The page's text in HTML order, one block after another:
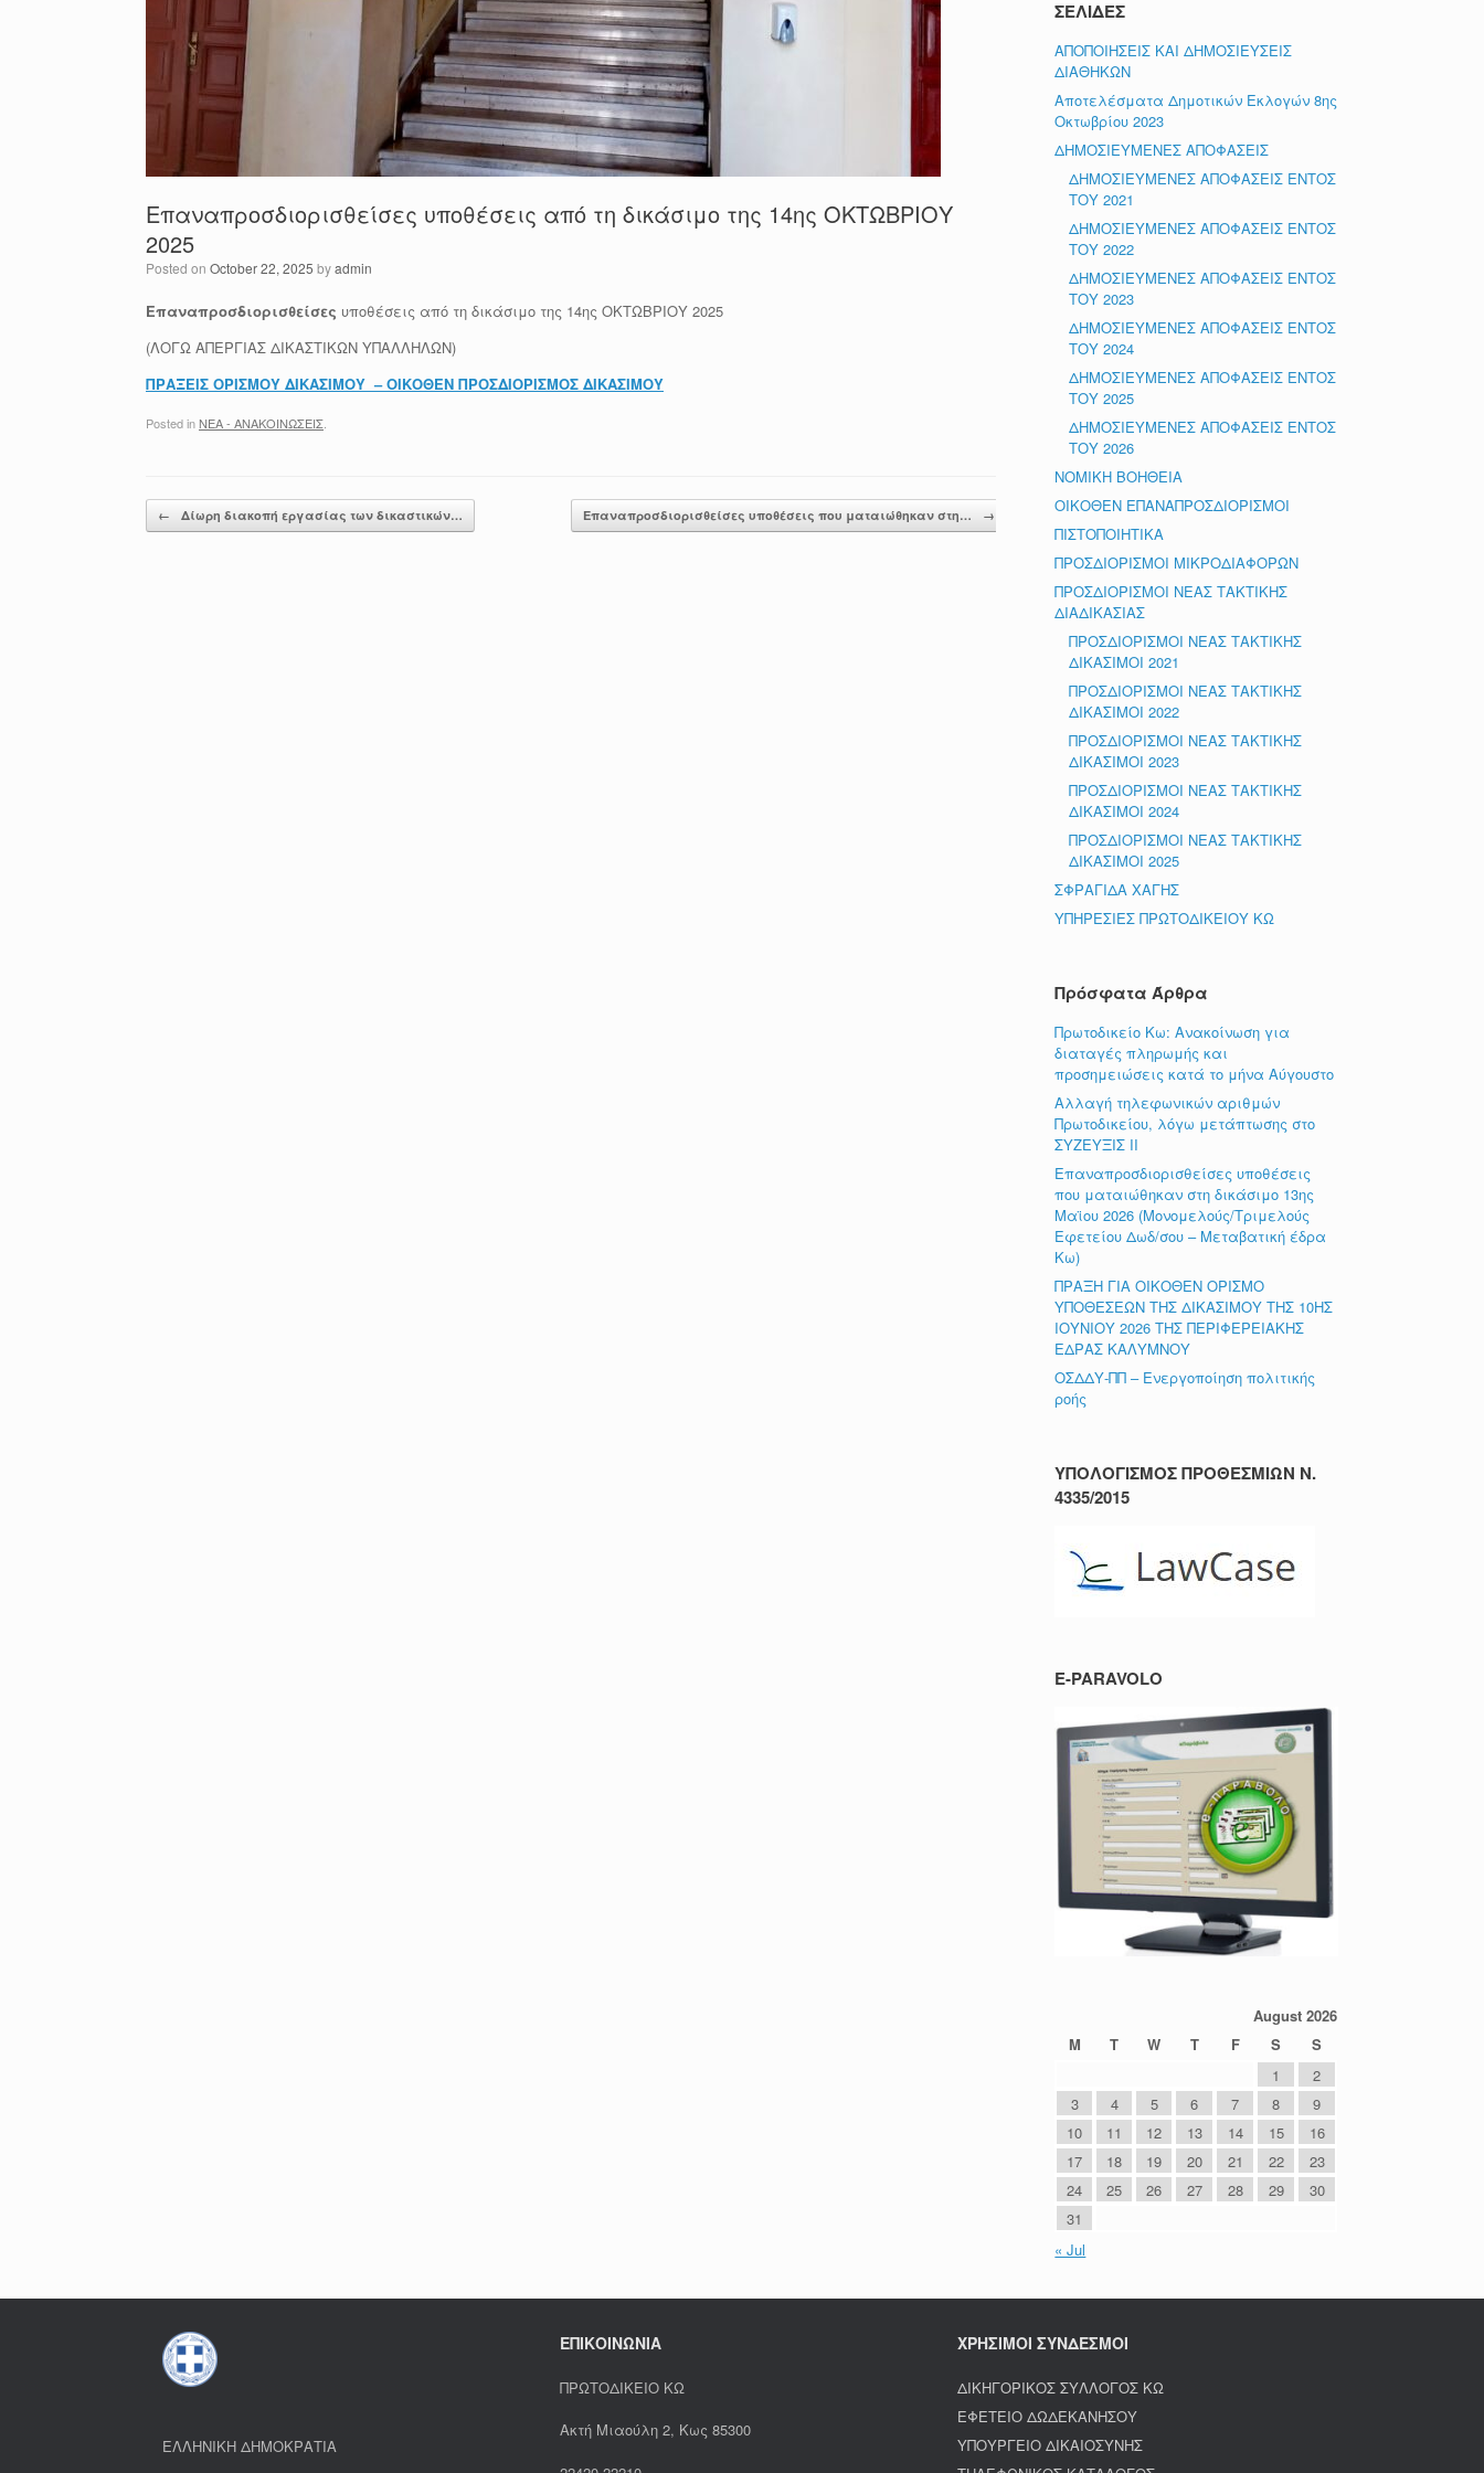
Επαναπροσδιορισθείσες υποθέσεις από τη δικάσιμο της 14ης ΟΚΤΩΒΡΙΟΥ
2025
Posted on October 22, 2025 byadmin
Επαναπροσδιορισθείσες υποθέσεις από τη δικάσιμο της 14ης ΟΚΤΩΒΡΙΟΥ 2025
(ΛΟΓΩ ΑΠΕΡΓΙΑΣ ΔΙΚΑΣΤΙΚΩΝ ΥΠΑΛΛΗΛΩΝ)
ΠΡΑΞΕΙΣ ΟΡΙΣΜΟΥ ΔΙΚΑΣΙΜΟΥ – ΟΙΚΟΘΕΝ ΠΡΟΣΔΙΟΡΙΣΜΟΣ ΔΙΚΑΣΙΜΟΥ
Posted in ΝΕΑ - ΑΝΑΚΟΙΝΩΣΕΙΣ
Post navigation
← Δίωρη διακοπή εργασίας των δικαστικών… Επαναπροσδιορισθείσες υποθέσεις που ματαιώθηκαν στη… →
ΣΕΛΙΔΕΣ
ΑΠΟΠΟΙΗΣΕΙΣ ΚΑΙ ΔΗΜΟΣΙΕΥΣΕΙΣ
ΔΙΑΘΗΚΩΝ
Αποτελέσματα Δημοτικών Εκλογών 8ης
Οκτωβρίου 2023
ΔΗΜΟΣΙΕΥΜΕΝΕΣ ΑΠΟΦΑΣΕΙΣ
ΔΗΜΟΣΙΕΥΜΕΝΕΣ ΑΠΟΦΑΣΕΙΣ ΕΝΤΟΣ
ΤΟΥ 2021
ΔΗΜΟΣΙΕΥΜΕΝΕΣ ΑΠΟΦΑΣΕΙΣ ΕΝΤΟΣ
ΤΟΥ 2022
ΔΗΜΟΣΙΕΥΜΕΝΕΣ ΑΠΟΦΑΣΕΙΣ ΕΝΤΟΣ
ΤΟΥ 2023
ΔΗΜΟΣΙΕΥΜΕΝΕΣ ΑΠΟΦΑΣΕΙΣ ΕΝΤΟΣ
ΤΟΥ 2024
ΔΗΜΟΣΙΕΥΜΕΝΕΣ ΑΠΟΦΑΣΕΙΣ ΕΝΤΟΣ
ΤΟΥ 2025
ΔΗΜΟΣΙΕΥΜΕΝΕΣ ΑΠΟΦΑΣΕΙΣ ΕΝΤΟΣ
ΤΟΥ 2026
ΝΟΜΙΚΗ ΒΟΗΘΕΙΑ
ΟΙΚΟΘΕΝ ΕΠΑΝΑΠΡΟΣΔΙΟΡΙΣΜΟΙ
ΠΙΣΤΟΠΟΙΗΤΙΚΑ
ΠΡΟΣΔΙΟΡΙΣΜΟΙ ΜΙΚΡΟΔΙΑΦΟΡΩΝ
ΠΡΟΣΔΙΟΡΙΣΜΟΙ ΝΕΑΣ ΤΑΚΤΙΚΗΣ
ΔΙΑΔΙΚΑΣΙΑΣ
ΠΡΟΣΔΙΟΡΙΣΜΟΙ ΝΕΑΣ ΤΑΚΤΙΚΗΣ
ΔΙΚΑΣΙΜΟΙ 2021
ΠΡΟΣΔΙΟΡΙΣΜΟΙ ΝΕΑΣ ΤΑΚΤΙΚΗΣ
ΔΙΚΑΣΙΜΟΙ 2022
ΠΡΟΣΔΙΟΡΙΣΜΟΙ ΝΕΑΣ ΤΑΚΤΙΚΗΣ
ΔΙΚΑΣΙΜΟΙ 2023
ΠΡΟΣΔΙΟΡΙΣΜΟΙ ΝΕΑΣ ΤΑΚΤΙΚΗΣ
ΔΙΚΑΣΙΜΟΙ 2024
ΠΡΟΣΔΙΟΡΙΣΜΟΙ ΝΕΑΣ ΤΑΚΤΙΚΗΣ
ΔΙΚΑΣΙΜΟΙ 2025
ΣΦΡΑΓΙΔΑ ΧΑΓΗΣ
ΥΠΗΡΕΣΙΕΣ ΠΡΩΤΟΔΙΚΕΙΟΥ ΚΩ
Πρόσφατα Άρθρα
Πρωτοδικείο Κω: Ανακοίνωση για
διαταγές πληρωμής και
προσημειώσεις κατά το μήνα Αύγουστο
Αλλαγή τηλεφωνικών αριθμών
Πρωτοδικείου, λόγω μετάπτωσης στο
ΣΥΖΕΥΞΙΣ ΙΙ
Επαναπροσδιορισθείσες υποθέσεις
που ματαιώθηκαν στη δικάσιμο 13ης
Μαϊου 2026 (Μονομελούς/Τριμελούς
Εφετείου Δωδ/σου – Μεταβατική έδρα
Κω)
ΠΡΑΞΗ ΓΙΑ ΟΙΚΟΘΕΝ ΟΡΙΣΜΟ
ΥΠΟΘΕΣΕΩΝ ΤΗΣ ΔΙΚΑΣΙΜΟΥ ΤΗΣ 10ΗΣ
ΙΟΥΝΙΟΥ 2026 ΤΗΣ ΠΕΡΙΦΕΡΕΙΑΚΗΣ
ΕΔΡΑΣ ΚΑΛΥΜΝΟΥ
ΟΣΔΔΥ-ΠΠ – Ενεργοποίηση πολιτικής
ροής
ΥΠΟΛΟΓΙΣΜΟΣ ΠΡΟΘΕΣΜΙΩΝ Ν.
4335/2015
E-PARAVOLO
August 2026
M
T W T F S
S
1
2
3
4 5 6 7 8
9
10
11 12 13 14 15
16
17
18 19 20 21 22
23
24
25 26 27 28 29
30
31
« Jul
ΕΛΛΗΝΙΚΗ ΔΗΜΟΚΡΑΤΙΑ
ΕΠΙΚΟΙΝΩΝΙΑ
ΠΡΩΤΟΔΙΚΕΙΟ ΚΩ
Ακτή Μιαούλη 2, Κως 85300
ΧΡΗΣΙΜΟΙ ΣΥΝΔΕΣΜΟΙ
ΔΙΚΗΓΟΡΙΚΟΣ ΣΥΛΛΟΓΟΣ ΚΩ
ΕΦΕΤΕΙΟ ΔΩΔΕΚΑΝΗΣΟΥ
ΥΠΟΥΡΓΕΙΟ ΔΙΚΑΙΟΣΥΝΗΣ